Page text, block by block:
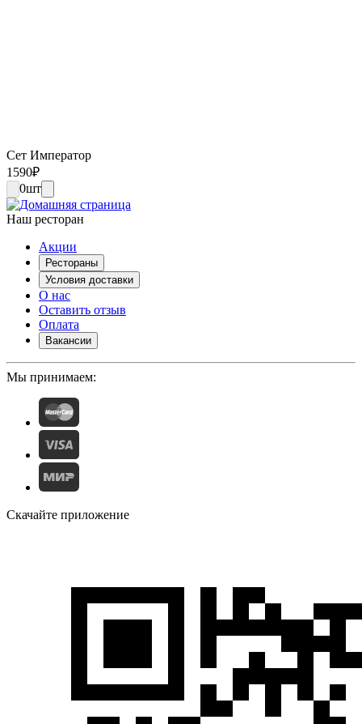
Сет Император
1590₽
0шт
Наш ресторан
Акции
Рестораны
Условия доставки
О нас
Оставить отзыв
Оплата
Вакансии
Мы принимаем:
Скачайте приложение